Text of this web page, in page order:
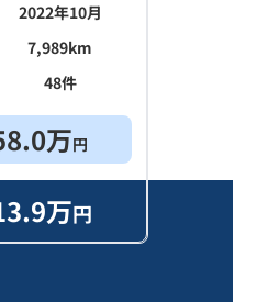
2022年10月
7,989km
48件
万円
万円